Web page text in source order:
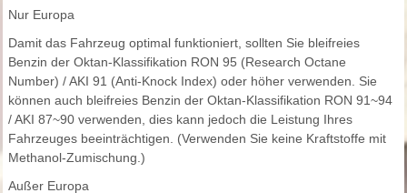
Nur Europa
Damit das Fahrzeug optimal funktioniert, sollten Sie bleifreies
Benzin der Oktan-Klassifikation RON 95 (Research Octane
Number) / AKI 91 (Anti-Knock Index) oder höher verwenden. Sie
können auch bleifreies Benzin der Oktan-Klassifikation RON 91~94
/ AKI 87~90 verwenden, dies kann jedoch die Leistung Ihres
Fahrzeuges beeinträchtigen. (Verwenden Sie keine Kraftstoffe mit
Methanol-Zumischung.)
Außer Europa